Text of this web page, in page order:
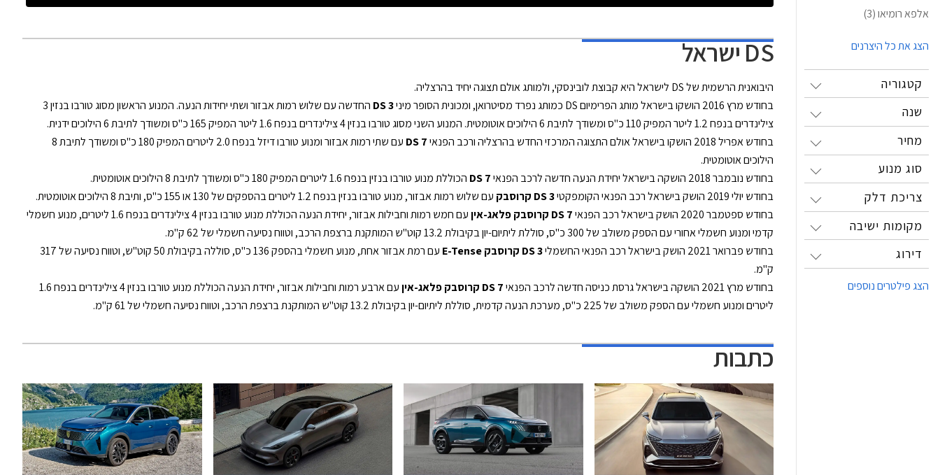
אלפא רומיאו(3)
הצג את כל היצרנים
קטגוריה
שנה
מחיר
סוג מנוע
צריכת דלק
מקומות ישיבה
דירוג
הצג פילטרים נוספים
DSישראל
היבואנית הרשמית של DS לישראל היא קבוצת לובינסקי, ולמותג אולם תצוגה יחיד בהרצליה.
בחודש מרץ 2016 הושקו בישראל מותג הפרימיום DS כמותג נפרד מסיטרואן, ומכונית הסופר מיני
DS 3
החדשה עם שלוש רמות אבזור ושתי יחידות הנעה. המנוע הראשון מסוג טורבו בנזין 3
צילינדרים בנפח 1.2 ליטר המפיק 110 כ"ס ומשודך לתיבת 6 הילוכים אוטומטית. המנוע השני מסוג טורבו בנזין 4 צילינדרים בנפח 1.6 ליטר המפיק 165 כ"ס ומשודך לתיבת 6 הילוכים ידנית.
בחודש אפריל 2018 הושקו בישראל אולם התצוגה המרכזי החדש בהרצליה ורכב הפנאי
DS 7
עם שתי רמות אבזור ומנוע טורבו דיזל בנפח 2.0 ליטרים המפיק 180 כ"ס ומשודך לתיבת 8
הילוכים אוטומטית.
בחודש נובמבר 2018 הושקה בישראל יחידת הנעה חדשה לרכב הפנאי
DS 7 הכוללת מנוע טורבו בנזין בנפח 1.6 ליטרים המפיק 180 כ"ס ומשודך לתיבת 8 הילוכים אוטומטית.
בחודש יולי 2019 הושק בישראל רכב הפנאי הקומפקטי
עם שלוש רמות אבזור, מנוע טורבו בנזין בנפח 1.2 ליטרים בהספקים של 130 או 155 כ"ס, ותיבת 8 הילוכים אוטומטית.
בחודש ספטמבר 2020 הושק בישראל רכב הפנאי
DS 7 קרוסבק פלאג-אין
עם חמש רמות וחבילות אבזור, יחידת הנעה הכוללת מנוע טורבו בנזין 4 צילינדרים בנפח 1.6 ליטרים, מנוע חשמלי
קדמי ומנוע חשמלי אחורי עם הספק משולב של 300 כ"ס, סוללת ליתיום-יון בקיבולת 13.2 קוט"ש המותקנת ברצפת הרכב, וטווח נסיעה חשמלי של 62 ק"מ.
בחודש פברואר 2021 הושק בישראל רכב הפנאי החשמלי
DS 3 קרוסבק E-Tense
עם רמת אבזור אחת, מנוע חשמלי בהספק 136 כ"ס, סוללה בקיבולת 50 קוט"ש, וטווח נסיעה של 317
ק"מ.
בחודש מרץ 2021 הושקה בישראל גרסת כניסה חדשה לרכב הפנאי
DS 7 קרוסבק פלאג-אין
עם ארבע רמות וחבילות אבזור, יחידת הנעה הכוללת מנוע טורבו בנזין 4 צילינדרים בנפח 1.6
ליטרים ומנוע חשמלי עם הספק משולב של 225 כ"ס, מערכת הנעה קדמית, סוללת ליתיום-יון בקיבולת 13.2 קוט"ש המותקנת ברצפת הרכב, וטווח נסיעה חשמלי של 61 ק"מ.
כתבות